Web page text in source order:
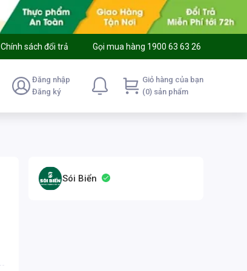
Chính sách đổi trả Gọi mua hàng 1900 63 63 26
Đăng nhập
Đăng ký
Giỏ hàng của bạn
(0) sản phẩm
Sói Biển